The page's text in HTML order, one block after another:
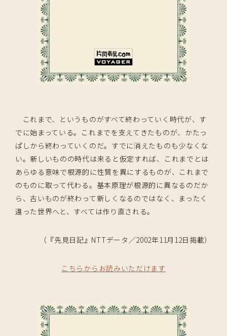
これまで、というものがすべて終わっていく時代が、す
でに始まっている。これまでを支えてきたものが、かたっ
ぱしから終わっていくのだ。すでに消えたものも少なくな
い。新しいものの時代は来ると仮定すれば、これまでとは
あらゆる意味で根源的に性質を異にするものが、これまで
のものに取って代わる。基本原理が根源的に異なるのだか
ら、古いものが終わって新しくなるのではなく、まったく
違った世界へと、すべては作り直される。
（『先見日記』NTTデータ／2002年11月12日掲載）
こちらからお読みいただけます